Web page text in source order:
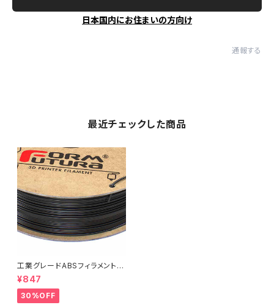
日本国内にお住まいの方向け
通報する
最近チェックした商品
工業グレードABSフィラメント
『TitanX』：お試しサンプル 10M
¥847
30%OFF